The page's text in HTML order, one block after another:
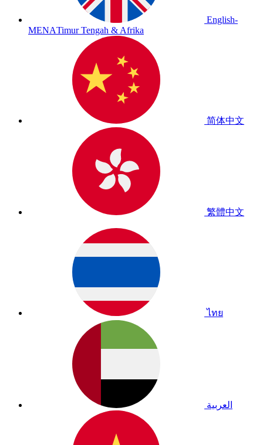
English-
MENATimur Tengah & Afrika
简体中文
繁體中文
ไทย
العربية